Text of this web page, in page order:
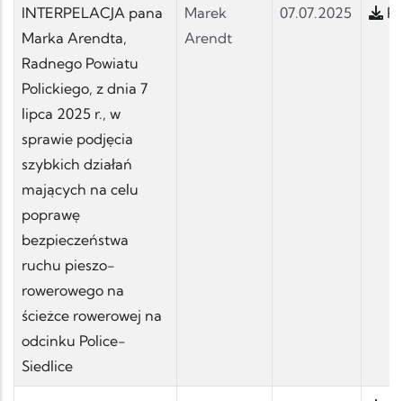
INTERPELACJA pana
Marka Arendta,
Radnego Powiatu
Polickiego, z dnia 7
lipca 2025 r., w
sprawie podjęcia
szybkich działań
mających na celu
poprawę
bezpieczeństwa
ruchu pieszo-
rowerowego na
ścieżce rowerowej na
odcinku Police-
Siedlice
Marek
Arendt
07.07.2025